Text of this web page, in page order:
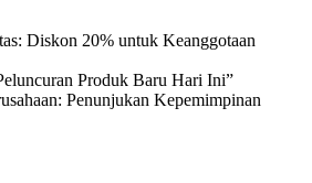
Diskon 20% untuk Keanggotaan
Produk Baru Hari Ini”
Penunjukan Kepemimpinan